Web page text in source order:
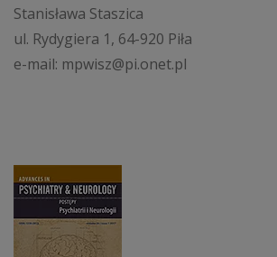
Stanisława Staszica
ul. Rydygiera 1, 64-920 Piła
e-mail: mpwisz@pi.onet.pl